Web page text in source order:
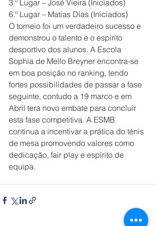
3.º Lugar – José Vieira (Iniciados)
6.º Lugar – Matias Dias (Iniciados)
O torneio foi um verdadeiro sucesso e
demonstrou o talento e o espírito
desportivo dos alunos. A Escola
Sophia de Mello Breyner encontra-se
em boa posição no ranking, tendo
fortes possibilidades de passar a fase
seguinte, contudo a 19 marco e em
Abril tera novo embate para concluir
esta fase competitiva. A ESMB
continua a incentivar a prática do ténis
de mesa promovendo valores como
dedicação, fair play e espírito de
equipa.